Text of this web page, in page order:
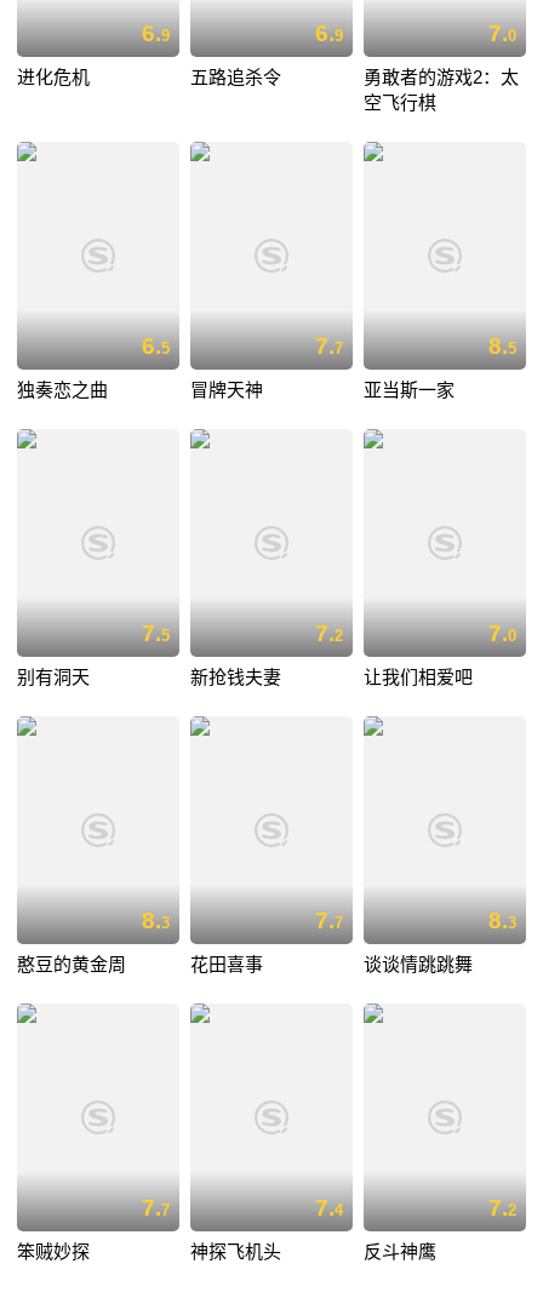
6.9
进化危机
6.9
五路追杀令
7.0
勇敢者的游戏2：太
空飞行棋
6.5
独奏恋之曲
7.7
冒牌天神
8.5
亚当斯一家
7.5
别有洞天
7.2
新抢钱夫妻
7.0
让我们相爱吧
8.3
憨豆的黄金周
7.7
花田喜事
8.3
谈谈情跳跳舞
7.7
笨贼妙探
7.4
神探飞机头
7.2
反斗神鹰